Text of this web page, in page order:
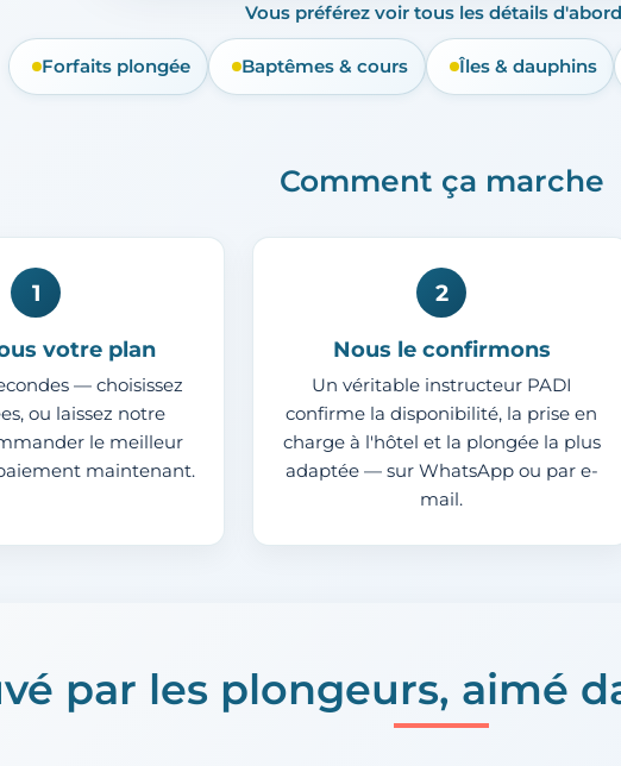
Vous préférez voir tous les détails
Forfaits plongée Baptêmes & cours Îles & dauphins
Comment ça marche
1
votre plan
— choisissez
ou laissez notre
le meilleur
maintenant.
2
Nous le confirmons
Un véritable instructeur PADI
confirme la disponibilité, la prise en
charge à l'hôtel et la plongée la plus
adaptée — sur WhatsApp ou par e-
mail.
par les plongeurs, aimé